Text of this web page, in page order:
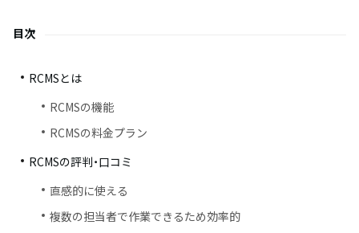
目次
RCMSとは
RCMSの機能
RCMSの料金プラン
RCMSの評判・口コミ
直感的に使える
複数の担当者で作業できるため効率的